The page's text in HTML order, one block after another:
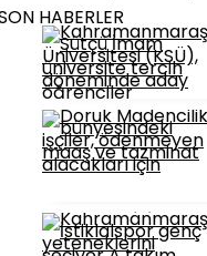
GÖKSUN
NURHAK
ONIKIŞUBAT
HABERLER